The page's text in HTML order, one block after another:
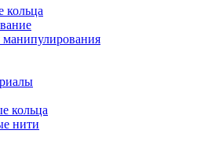
кольца
кольца
нити